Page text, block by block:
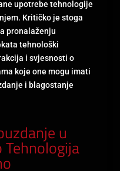
upotrebe tehnologije
Kritičko je stoga
pronalaženju
tehnološki
i svjesnosti o
koje one mogu imati
i blagostanje
u
Tehnologija